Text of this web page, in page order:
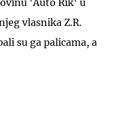
vlasnika Z.R.
su ga palicama, a